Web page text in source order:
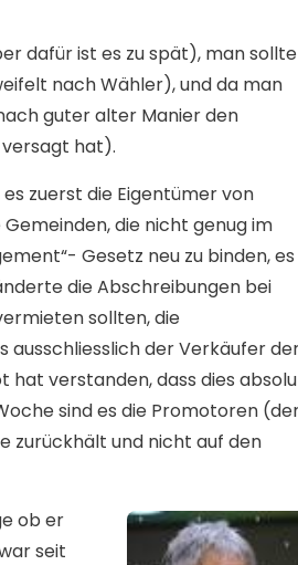
dafür ist es zu spät), man sollte
nach Wähler), und da man
guter alter Manier den
hat).
zuerst die Eigentümer von
die nicht genug im
Gesetz neu zu binden, es
die Abschreibungen bei
sollten, die
ausschliesslich der Verkäufer
hat verstanden, dass dies
sind es die Promotoren
zurückhält und nicht auf den
ob er
seit